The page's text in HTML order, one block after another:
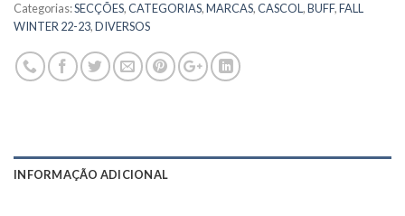
Categorias:SECÇÕES,CATEGORIAS,MARCAS,CASCOL ,BUFF,FALL
WINTER 22-23,DIVERSOS
INFORMAÇÃO ADICIONAL